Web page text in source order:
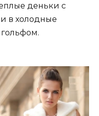
деньки с
в холодные